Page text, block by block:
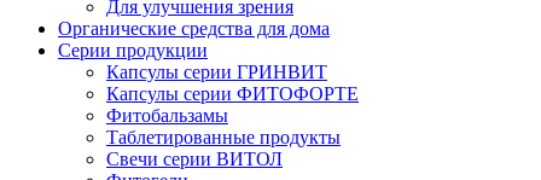
Для улучшения зрения
Органические средства для дома
Серии продукции
Капсулы серии ГРИНВИТ
Капсулы серии ФИТОФОРТЕ
Фитобальзамы
Таблетированные продукты
Свечи серии ВИТОЛ